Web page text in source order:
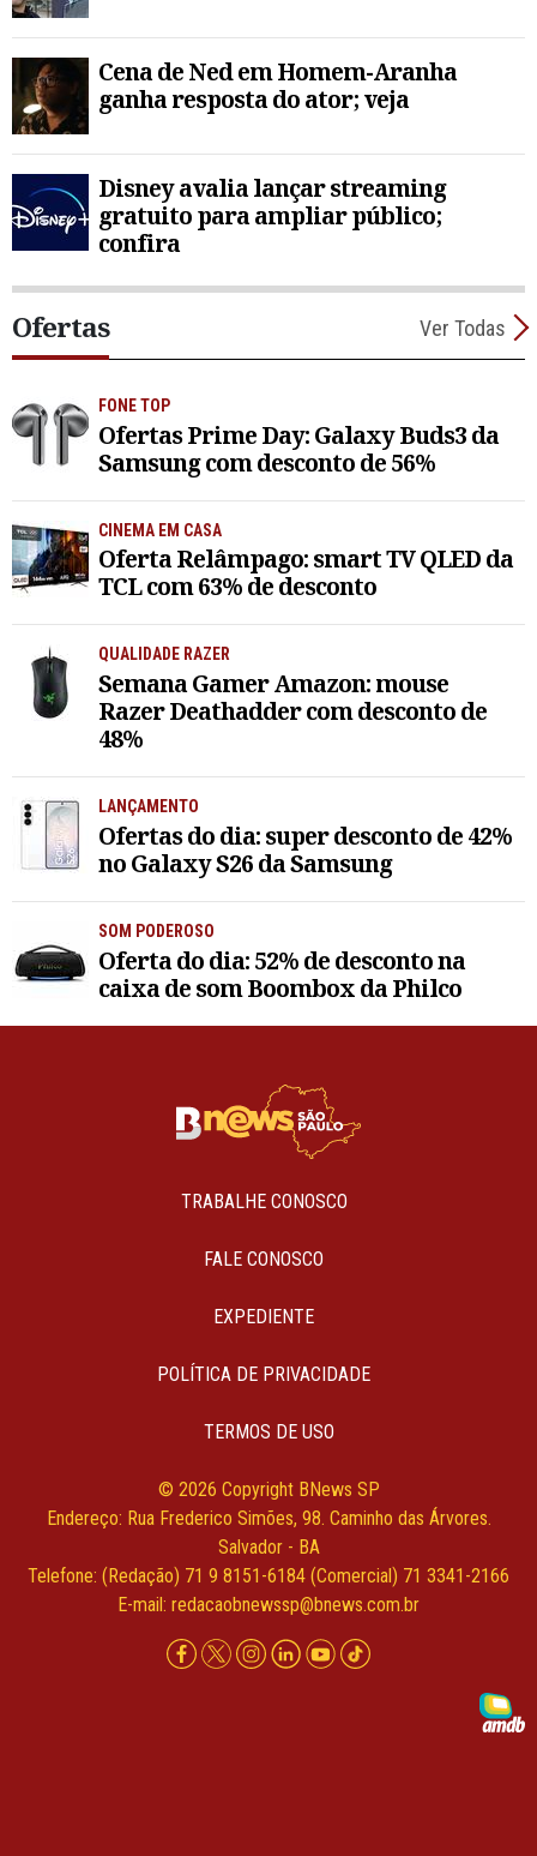
Cena de Ned em Homem-Aranha
ganha resposta do ator; veja
Disney avalia lançar streaming
gratuito para ampliar público;
confira
Ofertas Ver Todas
FONE TOP
Ofertas Prime Day: Galaxy Buds3 da
Samsung com desconto de 56%
CINEMA EM CASA
Oferta Relâmpago: smart TV QLED da
TCL com 63% de desconto
QUALIDADE RAZER
Semana Gamer Amazon: mouse
Razer Deathadder com desconto de
48%
LANÇAMENTO
Ofertas do dia: super desconto de 42%
no Galaxy S26 da Samsung
SOM PODEROSO
Oferta do dia: 52% de desconto na
caixa de som Boombox da Philco
TRABALHE CONOSCO
FALE CONOSCO
EXPEDIENTE
POLÍTICA DE PRIVACIDADE
TERMOS DE USO
© 2026 Copyright BNews SP
Endereço: Rua Frederico Simões, 98. Caminho das Árvores.
Salvador - BA
Telefone: (Redação) 71 9 8151-6184 (Comercial) 71 3341-2166
E-mail: redacaobnewssp@bnews.com.br